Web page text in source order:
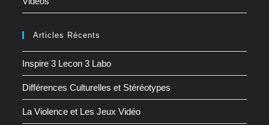
Articles Récents
Inspire 3 Lecon 3 Labo
Différences Culturelles et Stéréotypes
La Violence et Les Jeux Vidéo